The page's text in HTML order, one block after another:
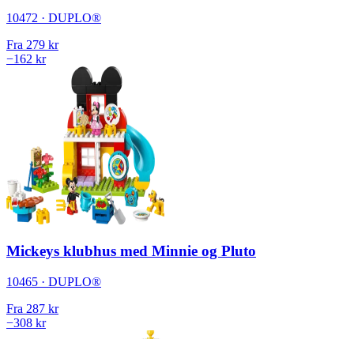
10472 · DUPLO®
Fra 279 kr
−162 kr
Mickeys klubhus med Minnie og Pluto
10465 · DUPLO®
Fra 287 kr
−308 kr